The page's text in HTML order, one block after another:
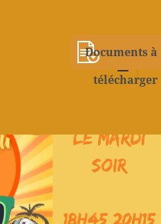
MENU
Documents à
télécharger